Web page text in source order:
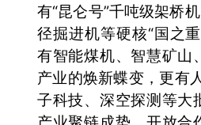
有“昆仑号”千吨级架桥
径掘进机等硬核“国之
有智能煤机、智慧矿山
产业的焕新蝶变，更有
子科技、深空探测等大